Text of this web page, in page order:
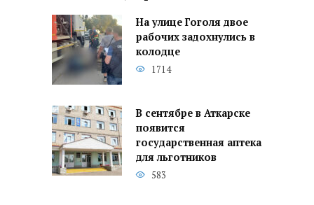
На улице Гоголя двое
рабочих задохнулись в
колодце
1714
В сентябре в Аткарске
появится
государственная аптека
для льготников
583